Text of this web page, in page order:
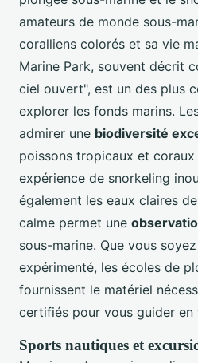
amateurs de monde sous-
coralliens colorés et sa vie
Marine Park, souvent décrit
ciel ouvert", est un des plus
explorer les fonds marins.
admirer une biodiversité
poissons tropicaux et
expérience de snorkeling
également les eaux claires
calme permet une
sous-marine. Que vous
expérimenté, les écoles de
fournissent le matériel
certifiés pour vous guider en
Sports nautiques et